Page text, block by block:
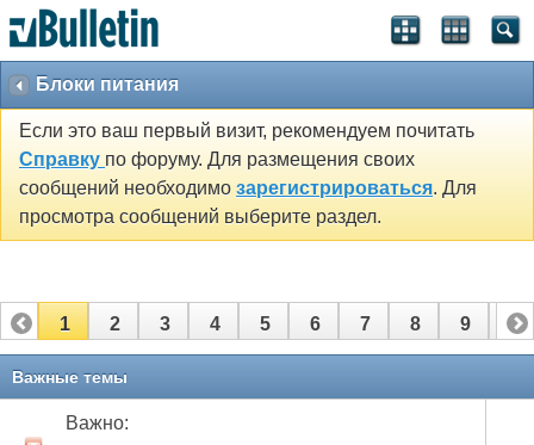
Блоки питания
Если это ваш первый визит, рекомендуем почитать
Справку по форуму. Для размещения своих
сообщений необходимо зарегистрироваться. Для
просмотра сообщений выберите раздел.
1 2 3 4 5 6 7 8 9 10
11 12
Важные темы
Важно: